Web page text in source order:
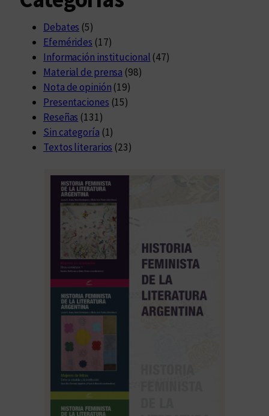
Debates (5)
Efemérides (17)
Información institucional (47)
Material de prensa (98)
Nota de opinión (19)
Presentaciones (15)
Reseñas (131)
Sin categoría (1)
Textos literarios (23)